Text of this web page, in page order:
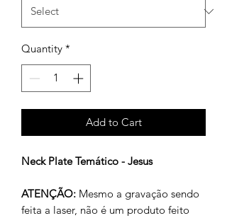
Quantity *
Add to Cart
Neck Plate Temático - Jesus
ATENÇÃO: Mesmo a gravação sendo
feita a laser, não é um produto feito